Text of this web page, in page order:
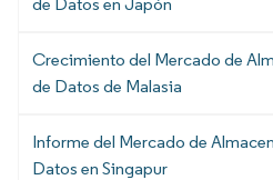
Crecimiento del Mercado de
de Datos de Malasia
Informe del Mercado de
Datos en Singapur